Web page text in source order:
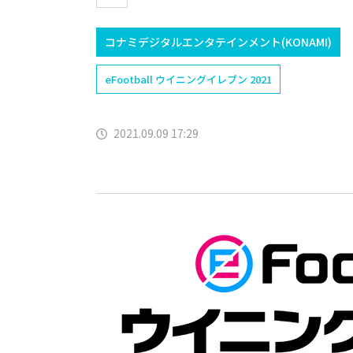
コナミデジタルエンタテインメント(KONAMI)
eFootball ウイニングイレブン 2021
2021.09.09 17:29